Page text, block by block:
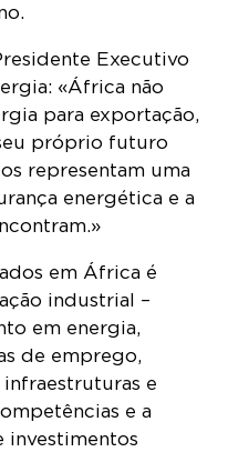
Executivo
«África não
para exportação,
próprio futuro
representam uma
energética e a
em África é
industrial –
em energia,
de emprego,
e
e a
investimentos